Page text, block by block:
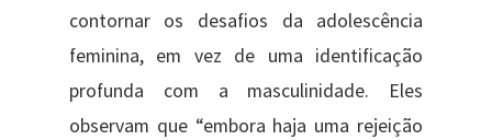
contornar os desafios da adolescência
feminina, em vez de uma identificação
profunda com a masculinidade. Eles
observam que “embora haja uma rejeição